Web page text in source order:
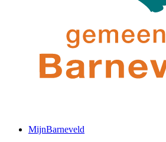
MijnBarneveld